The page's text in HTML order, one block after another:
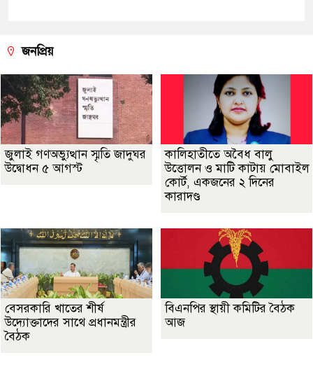
জনপ্রিয়
জুলাই গণঅভ্যুত্থান স্মৃতি জাদুঘর
উদ্বোধন ৫ আগস্ট
কালিহাতীতে অবৈধ বালু
উত্তোলন ও মাটি কাটায় মোবাইল
কোর্ট, একজনের ২ দিনের
কারাদণ্ড
বেসরকারি খাতের শীর্ষ
উদ্যোক্তাদের সাথে প্রধানমন্ত্রীর
বৈঠক
বিএনপির স্থায়ী কমিটির বৈঠক
আজ